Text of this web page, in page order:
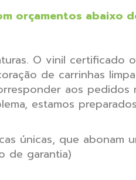
orçamentos abaixo
O vinil certificado
de carrinhas
aos pedidos
estamos
únicas, que abonam
de garantia)